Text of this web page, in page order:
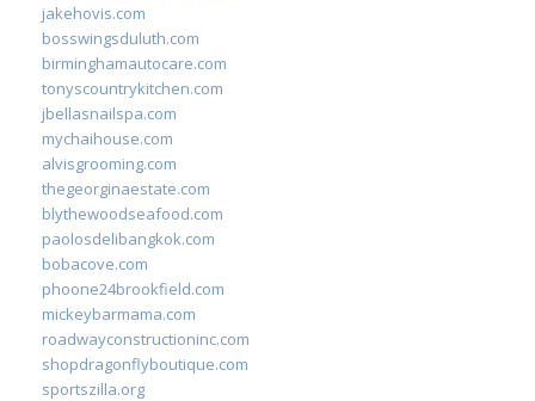
jakehovis.com
bosswingsduluth.com
birminghamautocare.com
tonyscountrykitchen.com
jbellasnailspa.com
mychaihouse.com
alvisgrooming.com
thegeorginaestate.com
blythewoodseafood.com
paolosdelibangkok.com
bobacove.com
phoone24brookfield.com
mickeybarmama.com
roadwayconstructioninc.com
shopdragonflyboutique.com
sportszilla.org